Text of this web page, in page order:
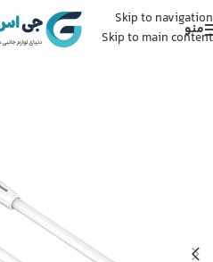
Skip to navigation
Skip to main content
منو